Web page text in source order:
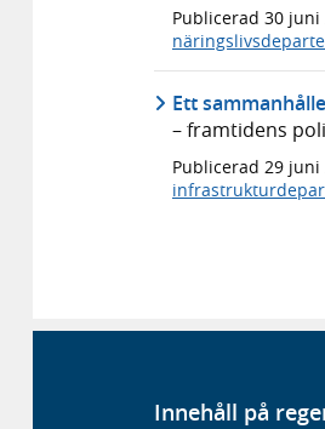
Publicerad 30 juni
Ett
– framtidens
Publicerad 29 juni
Innehåll på